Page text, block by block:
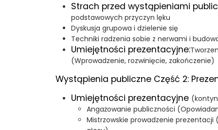
Strach przed wystąpieniami
podstawowych przyczyn lęku
Dyskusja grupowa i dzielenie się
Techniki radzenia sobie z nerwami i
Umiejętności prezentacyjne:
(Wprowadzenie, rozwinięcie, zakończenie)
Wystąpienia publiczne Część 2:
Umiejętności prezentacyjne
Angażowanie publiczności
Mistrzowskie prowadzenie prezentacji